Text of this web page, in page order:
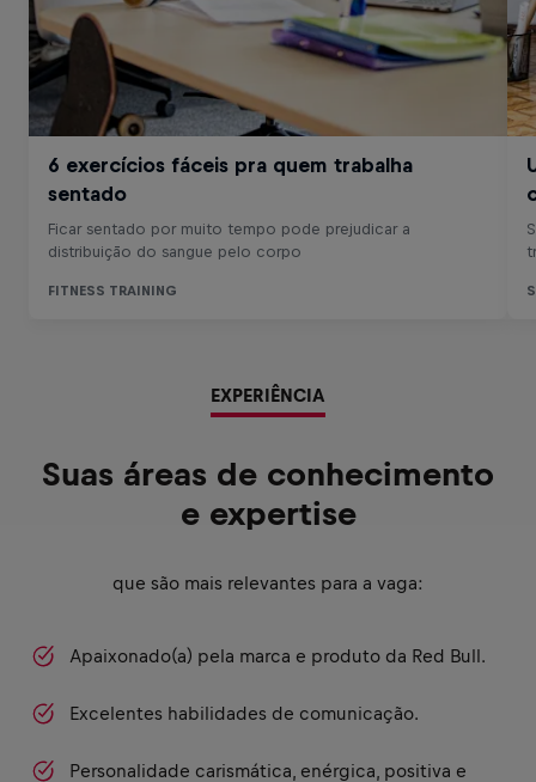
EXPERIÊNCIA
Suas áreas de conhecimento
e expertise
que são mais relevantes para a vaga:
Apaixonado(a) pela marca e produto da Red Bull.
Excelentes habilidades de comunicação.
Personalidade carismática, enérgica, positiva e